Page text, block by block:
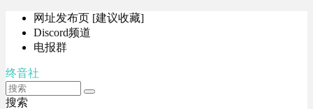
网址发布页 [建议收藏]
Discord频道
电报群
终音社
搜索